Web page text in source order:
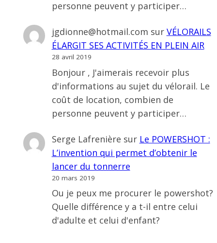
personne peuvent y participer…
jgdionne@hotmail.com sur VÉLORAILS
ÉLARGIT SES ACTIVITÉS EN PLEIN AIR
28 avril 2019
Bonjour , J'aimerais recevoir plus
d'informations au sujet du vélorail. Le
coût de location, combien de
personne peuvent y participer…
Serge Lafrenière sur Le POWERSHOT :
L’invention qui permet d’obtenir le
lancer du tonnerre
20 mars 2019
Ou je peux me procurer le powershot?
Quelle différence y a t-il entre celui
d'adulte et celui d'enfant?